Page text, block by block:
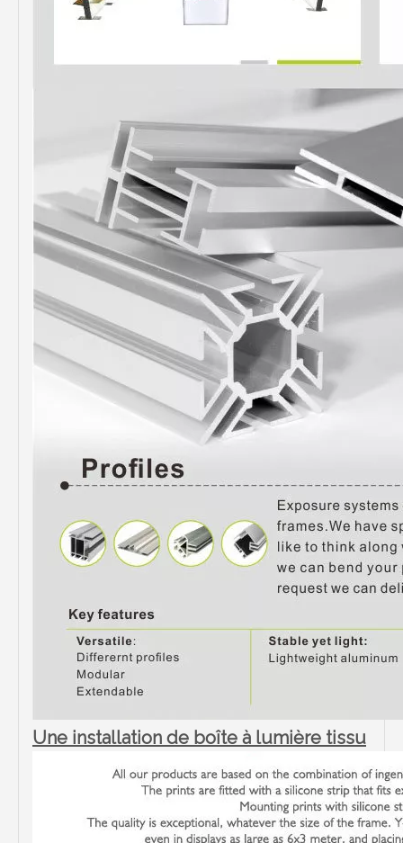
Une installation de boîte à lumière tissu